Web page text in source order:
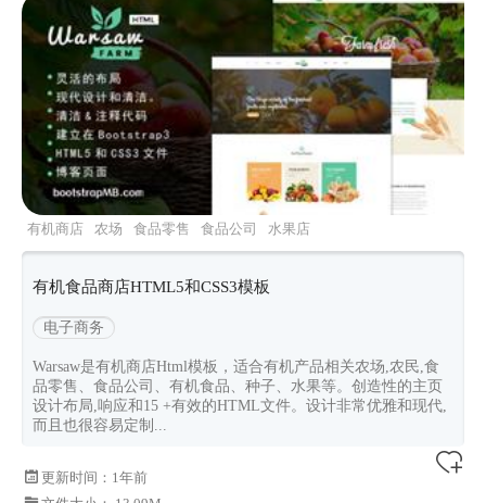
有机商店 农场 食品零售 食品公司 水果店
有机食品商店HTML5和CSS3模板
电子商务
Warsaw是有机商店Html模板，适合有机产品相关农场,农民,食
品零售、食品公司、有机食品、种子、水果等。创造性的主页
设计布局,响应和15 +有效的HTML文件。设计非常优雅和现代,
而且也很容易定制...
更新时间： 1年前